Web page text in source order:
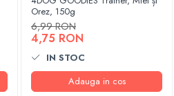
Orez, 150g
6,99 RON
4,75 RON
IN STOC
Adauga in cos